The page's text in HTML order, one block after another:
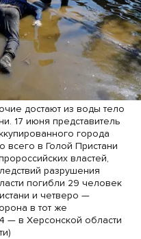
достают из воды тело
17 июня представитель
города
всего в Голой Пристани
властей,
разрушения
погибли 29 человек
и четверо —
в тот же
— в Херсонской области